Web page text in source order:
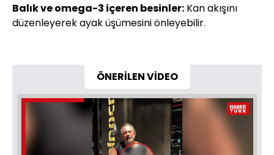
Balık ve omega-3 içeren besinler: Kan akışını
düzenleyerek ayak üşümesini önleyebilir.
ÖNERİLEN VİDEO